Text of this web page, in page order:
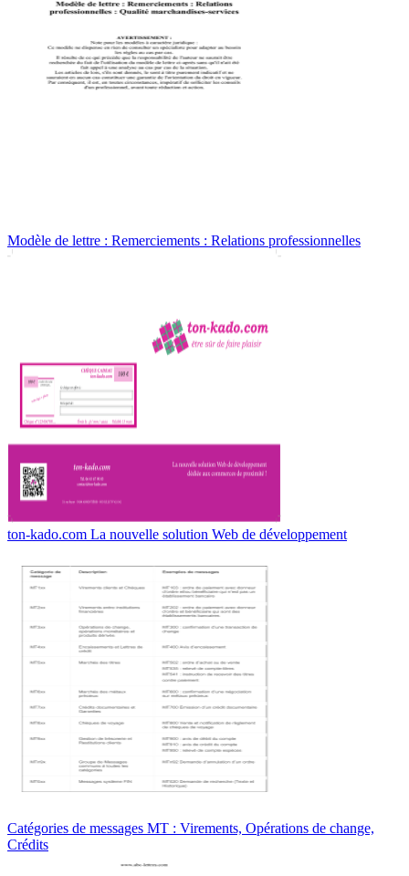
Modèle de lettre : Remerciements : Relations professionnelles
ton-kado.com La nouvelle solution Web de développement
Catégories de messages MT : Virements, Opérations de change,
Crédits